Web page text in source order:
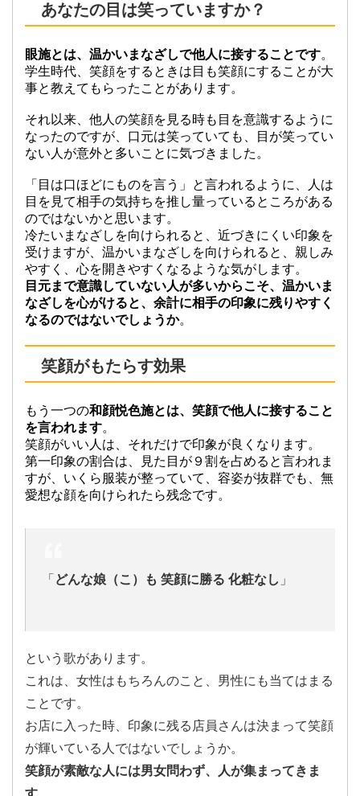
あなたの目は笑っていますか？
眼施とは、温かいまなざしで他人に接することです。
学生時代、笑顔をするときは目も笑顔にすることが大
事と教えてもらったことがあります。
それ以来、他人の笑顔を見る時も目を意識するように
なったのですが、口元は笑っていても、目が笑ってい
ない人が意外と多いことに気づきました。
「目は口ほどにものを言う」と言われるように、人は
目を見て相手の気持ちを推し量っているところがある
のではないかと思います。
冷たいまなざしを向けられると、近づきにくい印象を
受けますが、温かいまなざしを向けられると、親しみ
やすく、心を開きやすくなるような気がします。
目元まで意識していない人が多いからこそ、温かいま
なざしを心がけると、余計に相手の印象に残りやすく
なるのではないでしょうか。
笑顔がもたらす効果
もう一つの和顔悦色施とは、笑顔で他人に接すること
を言われます。
笑顔がいい人は、それだけで印象が良くなります。
第一印象の割合は、見た目が９割を占めると言われま
すが、いくら服装が整っていて、容姿が抜群でも、無
愛想な顔を向けられたら残念です。
「 どんな娘（こ）も 笑顔に勝る 化粧なし 」
という歌があります。
これは、女性はもちろんのこと、男性にも当てはまる
ことです。
お店に入った時、印象に残る店員さんは決まって笑顔
が輝いている人ではないでしょうか。
笑顔が素敵な人には男女問わず、人が集まってきま
す